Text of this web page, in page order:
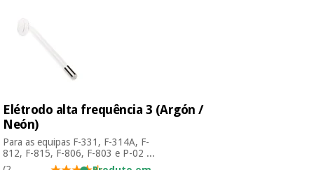
Elétrodo alta frequência 3 (Argón /
Neón)
Para as equipas F-331, F-314A, F-
812, F-815, F-806, F-803 e P-02 ...